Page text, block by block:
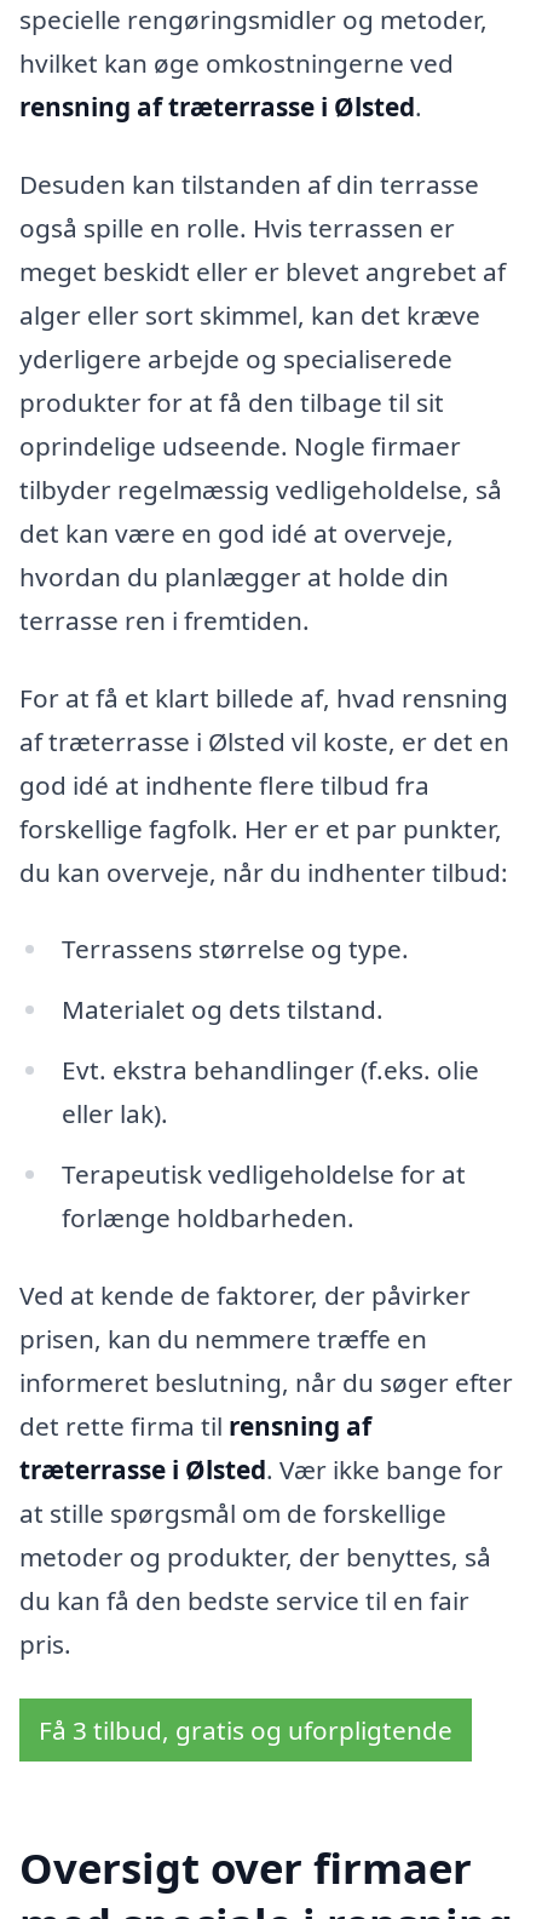
specielle rengøringsmidler og metoder,
hvilket kan øge omkostningerne ved
rensning af træterrasse i Ølsted.
Desuden kan tilstanden af din terrasse
også spille en rolle. Hvis terrassen er
meget beskidt eller er blevet angrebet af
alger eller sort skimmel, kan det kræve
yderligere arbejde og specialiserede
produkter for at få den tilbage til sit
oprindelige udseende. Nogle firmaer
tilbyder regelmæssig vedligeholdelse, så
det kan være en god idé at overveje,
hvordan du planlægger at holde din
terrasse ren i fremtiden.
For at få et klart billede af, hvad rensning
af træterrasse i Ølsted vil koste, er det en
god idé at indhente flere tilbud fra
forskellige fagfolk. Her er et par punkter,
du kan overveje, når du indhenter tilbud:
Terrassens størrelse og type.
Materialet og dets tilstand.
Evt. ekstra behandlinger (f.eks. olie
eller lak).
Terapeutisk vedligeholdelse for at
forlænge holdbarheden.
Ved at kende de faktorer, der påvirker
prisen, kan du nemmere træffe en
informeret beslutning, når du søger efter
det rette firma til rensning af
træterrasse i Ølsted. Vær ikke bange for
at stille spørgsmål om de forskellige
metoder og produkter, der benyttes, så
du kan få den bedste service til en fair
pris.
Få 3 tilbud, gratis og uforpligtende
Oversigt over firmaer